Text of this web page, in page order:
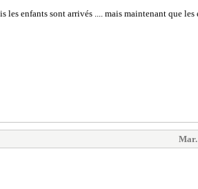
enfants sont arrivés .... mais maintenant que les